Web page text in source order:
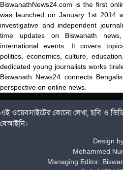
BiswanathNews24.com is the first
was launched on January 1st 2014
investigative and independent
time updates on Biswanath
international events. It covers
politics, economics, culture,
dedicated young journalists works
Biswanath News24 connects
perspective on online news.
এই ওয়েবসাইটের কোনো লেখা, ছবি ও
বেআইনি।
Design
Mohammed
Managing Editor: